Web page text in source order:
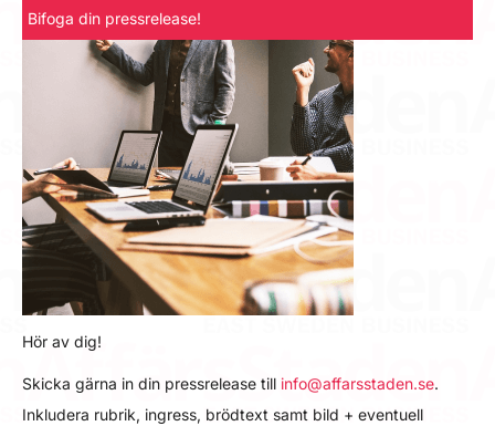
Bifoga din pressrelease!
Hör av dig!
Skicka gärna in din pressrelease till info@affarsstaden.se.
Inkludera rubrik, ingress, brödtext samt bild + eventuell